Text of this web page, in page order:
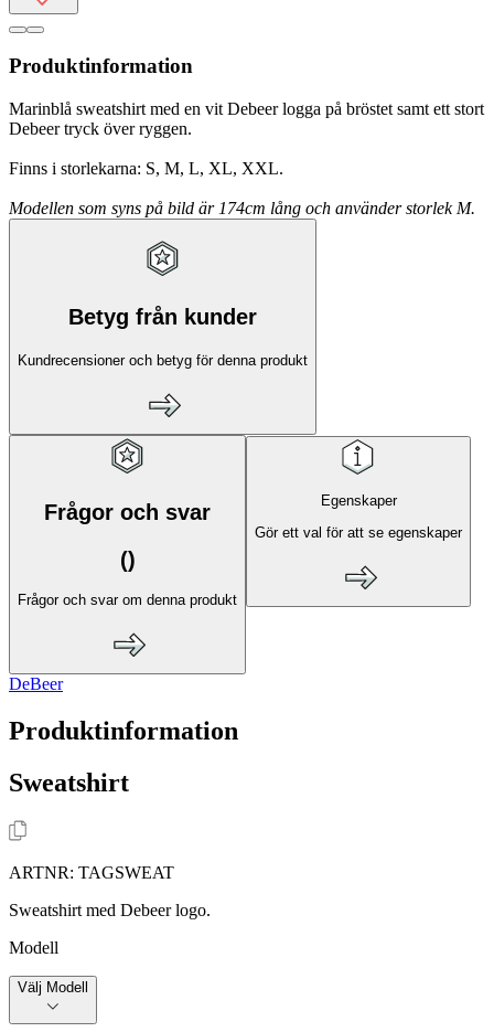
Produktinformation
Marinblå sweatshirt med en vit Debeer logga på bröstet samt ett stort
Debeer tryck över ryggen.
Finns i storlekarna: S, M, L, XL, XXL.
Modellen som syns på bild är 174cm lång och använder storlek M.
Betyg från kunder
Kundrecensioner och betyg för denna produkt
Frågor och svar
()
Frågor och svar om denna produkt
Egenskaper
Gör ett val för att se egenskaper
DeBeer
Produktinformation
Sweatshirt
ARTNR: TAGSWEAT
Sweatshirt med Debeer logo.
Modell
Välj Modell